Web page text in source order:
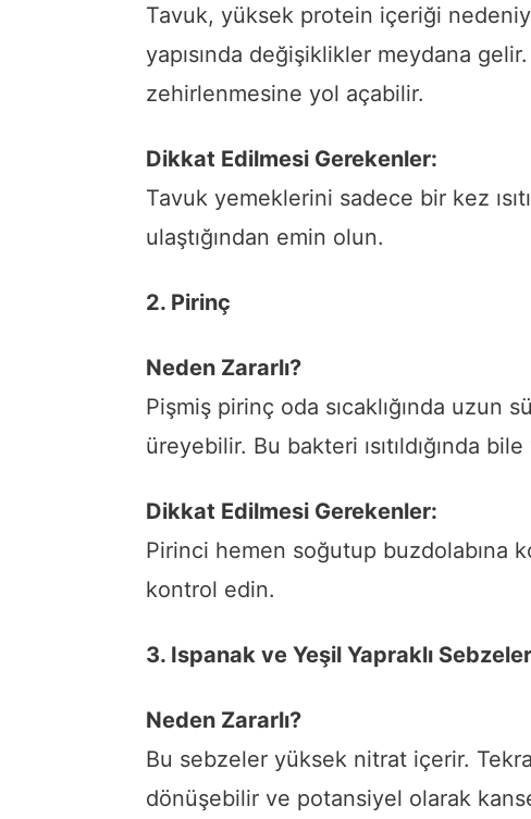
Tavuk, yüksek protein içeriği
yapısında değişiklikler meydana
zehirlenmesine yol açabilir.
Dikkat Edilmesi Gerekenler:
Tavuk yemeklerini sadece bir kez
ulaştığından emin olun.
2. Pirinç
Neden Zararlı?
Pişmiş pirinç oda sıcaklığında uzun
üreyebilir. Bu bakteri ısıtıldığında
Dikkat Edilmesi Gerekenler:
Pirinci hemen soğutup buzdolabına
kontrol edin.
3. Ispanak ve Yeşil Yapraklı Sebzeler
Neden Zararlı?
Bu sebzeler yüksek nitrat içerir.
dönüşebilir ve potansiyel olarak